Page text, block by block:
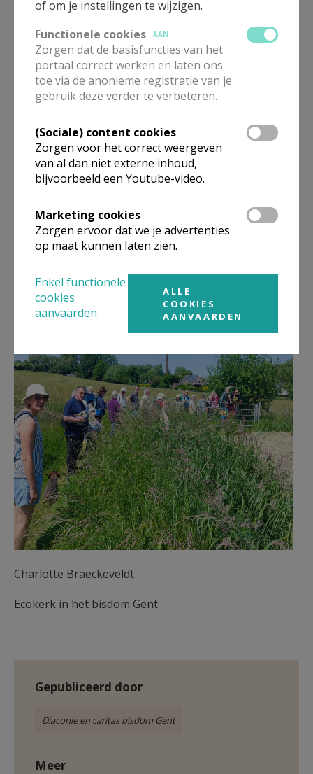
om met de kinderen of kleinkinderen te doen!
Wij wandelden van Ninove naar Outer, via de
typische diepe wegen van Ninove. Onderweg
dankten we God voor Zijn schepping met zang en
gebed. In de kerk van Outer was er een fris biertje
verkoeling voor alle wandelaars. Na afloop van de
wandeling was iedereen moe, maar tevreden. Bij één
deelnemer klonk het achteraf: “Deze
kijk al uit naar volgend jaar!”.
Wandelaars.jpg
Charlotte Braeckeveldt
Ecokerk in het bisdom Gent
Gepubliceerd door
Diaconie en caritas bisdom Gent
Meer
of om je instellingen te wijzigen.
Functionele cookies
AAN
Zorgen dat de basisfuncties van het
portaal correct werken en laten ons
toe via de anonieme registratie van je
gebruik deze verder te verbeteren.
(Sociale) content cookies
Zorgen voor het correct weergeven
van al dan niet externe inhoud,
bijvoorbeeld een Youtube-video.
Marketing cookies
Zorgen ervoor dat we je advertenties
op maat kunnen laten zien.
Enkel functionele
cookies
aanvaarden
ALLE
COOKIES
AANVAARDEN